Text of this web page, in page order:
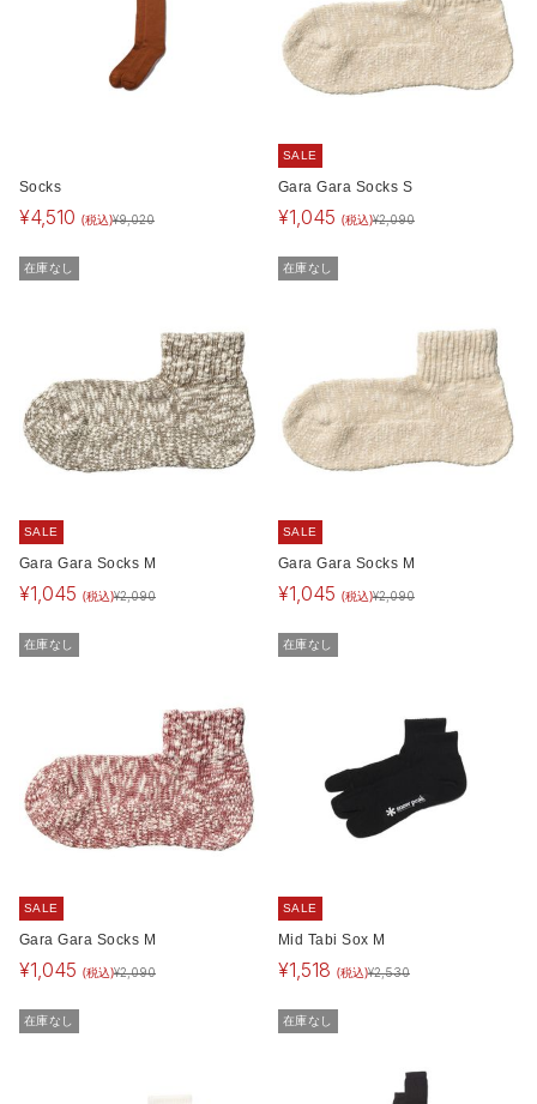
Socks
¥4,510 (税込)¥9,020
SALE
Gara Gara Socks S
¥1,045 (税込)¥2,090
在庫なし
SALE
Gara Gara Socks M
¥1,045 (税込)¥2,090
在庫なし
SALE
Gara Gara Socks M
¥1,045 (税込)¥2,090
在庫なし
SALE
Gara Gara Socks M
¥1,045 (税込)¥2,090
在庫なし
SALE
Mid Tabi Sox M
¥1,518 (税込)¥2,530
在庫なし 在庫なし